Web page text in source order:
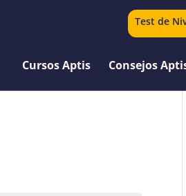
Test de
Cursos Aptis Consejos